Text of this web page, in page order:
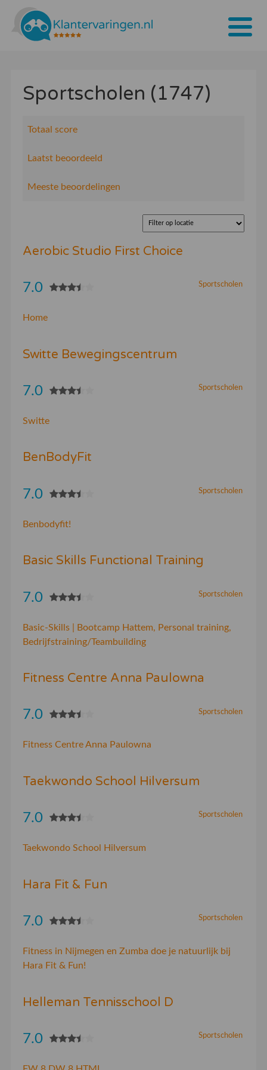
Tarieven
Inloggen
Sportscholen (1747)
Totaal score
Laatst beoordeeld
Meeste beoordelingen
Aerobic Studio First Choice
Sportscholen
7.0
Home
Switte Bewegingscentrum
Sportscholen
7.0
Switte
BenBodyFit
Sportscholen
7.0
Benbodyfit!
Basic Skills Functional Training
Sportscholen
7.0
Basic-Skills | Bootcamp Hattem, Personal training,
Bedrijfstraining/Teambuilding
Fitness Centre Anna Paulowna
Sportscholen
7.0
Fitness Centre Anna Paulowna
Taekwondo School Hilversum
Sportscholen
7.0
Taekwondo School Hilversum
Hara Fit & Fun
Sportscholen
7.0
Fitness in Nijmegen en Zumba doe je natuurlijk bij
Hara Fit & Fun!
Helleman Tennisschool D
Sportscholen
7.0